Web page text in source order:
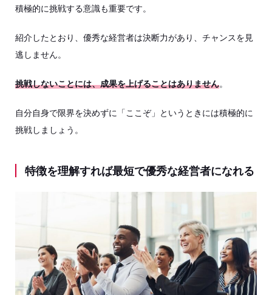
積極的に挑戦する意識も重要です。
紹介したとおり、優秀な経営者は決断力があり、チャンスを見
逃しません。
挑戦しないことには、成果を上げることはありません。
自分自身で限界を決めずに「ここぞ」というときには積極的に
挑戦しましょう。
特徴を理解すれば最短で優秀な経営者になれる